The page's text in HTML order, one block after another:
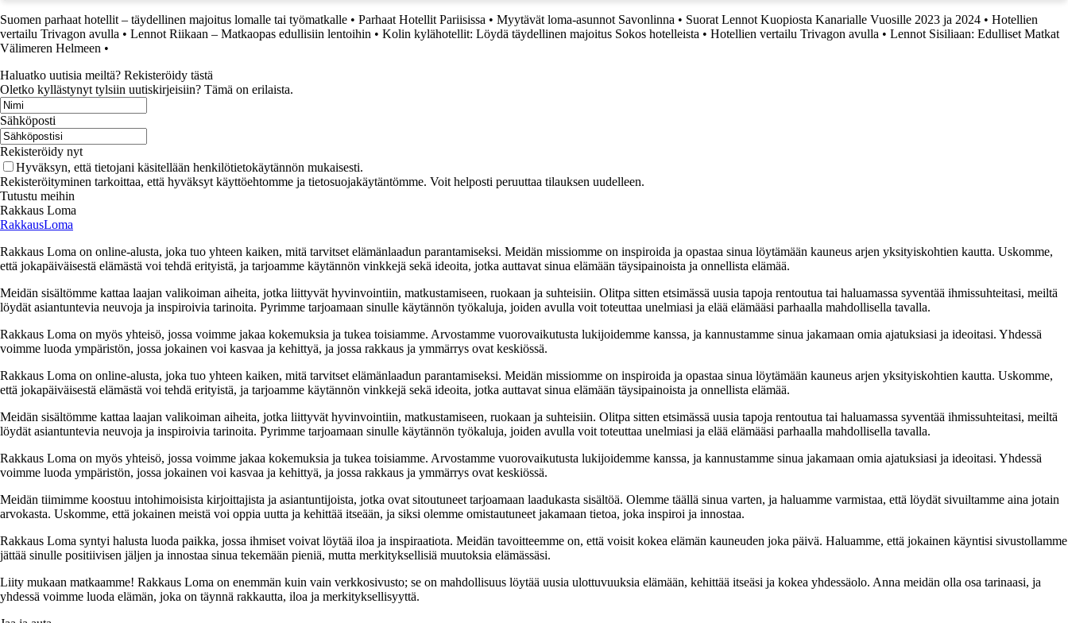
Suomen parhaat hotellit – täydellinen majoitus lomalle tai työmatkalle • Parhaat Hotellit Pariisissa • Myytävät loma-asunnot Savonlinna • Suorat Lennot Kuopiosta Kanarialle Vuosille 2023 ja 2024 • Hotellien
vertailu Trivagon avulla • Lennot Riikaan – Matkaopas edullisiin lentoihin • Kolin kylähotellit: Löydä täydellinen majoitus Sokos hotelleista • Hotellien vertailu Trivagon avulla • Lennot Sisiliaan: Edulliset Matkat
Välimeren Helmeen •
Haluatko uutisia meiltä? Rekisteröidy tästä
Oletko kyllästynyt tylsiin uutiskirjeisiin? Tämä on erilaista.
Sähköposti
Rekisteröidy nyt
Hyväksyn, että tietojani käsitellään henkilötietokäytännön mukaisesti.
Rekisteröityminen tarkoittaa, että hyväksyt käyttöehtomme ja tietosuojakäytäntömme. Voit helposti peruuttaa tilauksen uudelleen.
Tutustu meihin
Rakkaus Loma
RakkausLoma
Rakkaus Loma on online-alusta, joka tuo yhteen kaiken, mitä tarvitset elämänlaadun parantamiseksi. Meidän missiomme on inspiroida ja opastaa sinua löytämään kauneus arjen yksityiskohtien kautta. Uskomme,
että jokapäiväisestä elämästä voi tehdä erityistä, ja tarjoamme käytännön vinkkejä sekä ideoita, jotka auttavat sinua elämään täysipainoista ja onnellista elämää.
Meidän sisältömme kattaa laajan valikoiman aiheita, jotka liittyvät hyvinvointiin, matkustamiseen, ruokaan ja suhteisiin. Olitpa sitten etsimässä uusia tapoja rentoutua tai haluamassa syventää ihmissuhteitasi, meiltä
löydät asiantuntevia neuvoja ja inspiroivia tarinoita. Pyrimme tarjoamaan sinulle käytännön työkaluja, joiden avulla voit toteuttaa unelmiasi ja elää elämääsi parhaalla mahdollisella tavalla.
Rakkaus Loma on myös yhteisö, jossa voimme jakaa kokemuksia ja tukea toisiamme. Arvostamme vuorovaikutusta lukijoidemme kanssa, ja kannustamme sinua jakamaan omia ajatuksiasi ja ideoitasi. Yhdessä
voimme luoda ympäristön, jossa jokainen voi kasvaa ja kehittyä, ja jossa rakkaus ja ymmärrys ovat keskiössä.
Rakkaus Loma on online-alusta, joka tuo yhteen kaiken, mitä tarvitset elämänlaadun parantamiseksi. Meidän missiomme on inspiroida ja opastaa sinua löytämään kauneus arjen yksityiskohtien kautta. Uskomme,
että jokapäiväisestä elämästä voi tehdä erityistä, ja tarjoamme käytännön vinkkejä sekä ideoita, jotka auttavat sinua elämään täysipainoista ja onnellista elämää.
Meidän sisältömme kattaa laajan valikoiman aiheita, jotka liittyvät hyvinvointiin, matkustamiseen, ruokaan ja suhteisiin. Olitpa sitten etsimässä uusia tapoja rentoutua tai haluamassa syventää ihmissuhteitasi, meiltä
löydät asiantuntevia neuvoja ja inspiroivia tarinoita. Pyrimme tarjoamaan sinulle käytännön työkaluja, joiden avulla voit toteuttaa unelmiasi ja elää elämääsi parhaalla mahdollisella tavalla.
Rakkaus Loma on myös yhteisö, jossa voimme jakaa kokemuksia ja tukea toisiamme. Arvostamme vuorovaikutusta lukijoidemme kanssa, ja kannustamme sinua jakamaan omia ajatuksiasi ja ideoitasi. Yhdessä
voimme luoda ympäristön, jossa jokainen voi kasvaa ja kehittyä, ja jossa rakkaus ja ymmärrys ovat keskiössä.
Meidän tiimimme koostuu intohimoisista kirjoittajista ja asiantuntijoista, jotka ovat sitoutuneet tarjoamaan laadukasta sisältöä. Olemme täällä sinua varten, ja haluamme varmistaa, että löydät sivuiltamme aina jotain
arvokasta. Uskomme, että jokainen meistä voi oppia uutta ja kehittää itseään, ja siksi olemme omistautuneet jakamaan tietoa, joka inspiroi ja innostaa.
Rakkaus Loma syntyi halusta luoda paikka, jossa ihmiset voivat löytää iloa ja inspiraatiota. Meidän tavoitteemme on, että voisit kokea elämän kauneuden joka päivä. Haluamme, että jokainen käyntisi sivustollamme
jättää sinulle positiivisen jäljen ja innostaa sinua tekemään pieniä, mutta merkityksellisiä muutoksia elämässäsi.
Liity mukaan matkaamme! Rakkaus Loma on enemmän kuin vain verkkosivusto; se on mahdollisuus löytää uusia ulottuvuuksia elämään, kehittää itseäsi ja kokea yhdessäolo. Anna meidän olla osa tarinaasi, ja
yhdessä voimme luoda elämän, joka on täynnä rakkautta, iloa ja merkityksellisyyttä.